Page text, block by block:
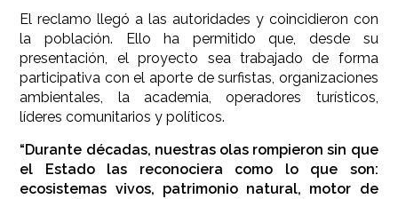
El reclamo llegó a las autoridades y coincidieron con
la población. Ello ha permitido que, desde su
presentación, el proyecto sea trabajado de forma
participativa con el aporte de surfistas, organizaciones
ambientales, la academia, operadores turísticos,
líderes comunitarios y políticos.
“Durante décadas, nuestras olas rompieron sin que
el Estado las reconociera como lo que son:
ecosistemas vivos, patrimonio natural, motor de